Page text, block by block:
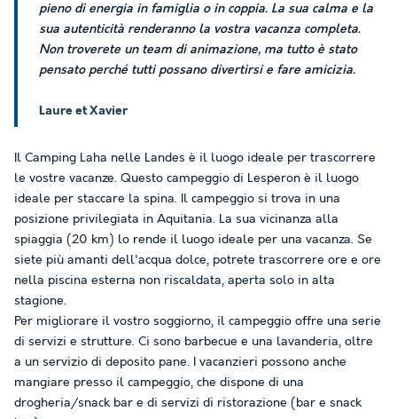
pieno di energia in famiglia o in coppia. La sua calma e la
sua autenticità renderanno la vostra vacanza completa.
Non troverete un team di animazione, ma tutto è stato
pensato perché tutti possano divertirsi e fare amicizia.
Laure et Xavier
Il Camping Laha nelle Landes è il luogo ideale per trascorrere
le vostre vacanze. Questo campeggio di Lesperon è il luogo
ideale per staccare la spina. Il campeggio si trova in una
posizione privilegiata in Aquitania. La sua vicinanza alla
spiaggia (20 km) lo rende il luogo ideale per una vacanza. Se
siete più amanti dell'acqua dolce, potrete trascorrere ore e ore
nella piscina esterna non riscaldata, aperta solo in alta
stagione.
Per migliorare il vostro soggiorno, il campeggio offre una serie
di servizi e strutture. Ci sono barbecue e una lavanderia, oltre
a un servizio di deposito pane. I vacanzieri possono anche
mangiare presso il campeggio, che dispone di una
drogheria/snack bar e di servizi di ristorazione (bar e snack